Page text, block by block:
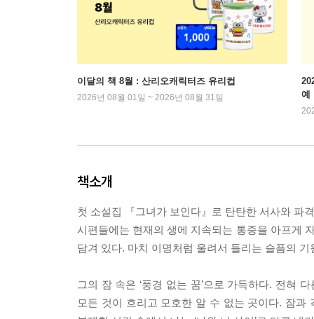
이달의 책 8월 : 산리오캐릭터즈 유리컵
2026년 08월 01일 ~ 2026년 08월 31일
예
책소개
첫 소설집 『그녀가 보인다』로 탄탄한 서사와 파
시편들에는 현재의 생에 지속되는 통증을 아프게
담겨 있다. 마치 이명처럼 울려서 들리는 슬픔의
그의 잠 속은 ‘풍경 없는 꿈’으로 가득하다. 전혀
모든 것이 흐리고 모호한 알 수 없는 곳이다. 잠